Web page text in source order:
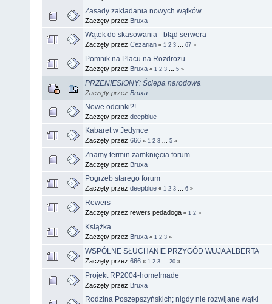
Zasady zakładania nowych wątków.
Zaczęty przez Bruxa
Wątek do skasowania - błąd serwera
Zaczęty przez Cezarian « 1 2 3 67 »
Pomnik na Placu na Rozdrożu
Zaczęty przez Bruxa « 1 2 3 5 »
PRZENIESIONY: Ściepa narodowa
Zaczęty przez Bruxa
Nowe odcinki?!
Zaczęty przez deepblue
Kabaret w Jedynce
Zaczęty przez 666 « 1 2 3 5 »
Znamy termin zamknięcia forum
Zaczęty przez Bruxa
Pogrzeb starego forum
Zaczęty przez deepblue « 1 2 3 6 »
Rewers
Zaczęty przez rewers pedadoga « 1 2 »
Książka
Zaczęty przez Bruxa « 1 2 3 »
WSPÓLNE SŁUCHANIE PRZYGÓD WUJA ALBERTA
Zaczęty przez 666 « 1 2 3 20 »
Projekt RP2004-home!made
Zaczęty przez Bruxa
Rodzina Poszepszyńskich; nigdy nie rozwijane wątki